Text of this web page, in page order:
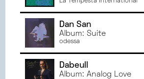
Dan San
Album: Suite
odessa
Dabeull
Album: Analog Love